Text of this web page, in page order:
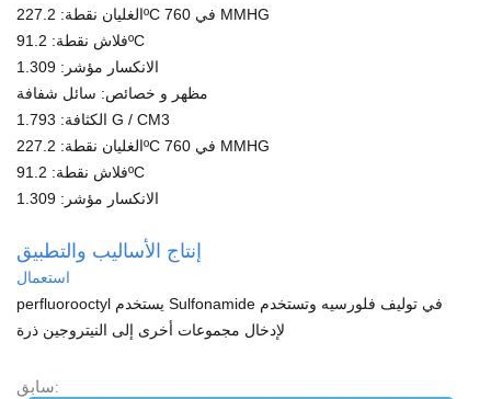
الغليان نقطة: 227.2ºC في 760 MMHG
فلاش نقطة: 91.2ºC
الانكسار مؤشر: 1.309
مظهر و خصائص: سائل شفافة
الكثافة: 1.793 G / CM3
الغليان نقطة: 227.2ºC في 760 MMHG
فلاش نقطة: 91.2ºC
الانكسار مؤشر: 1.309
إنتاج الأساليب والتطبيق
استعمال
perfluorooctyl يستخدم Sulfonamide في توليف فلورسيه وتستخدم
لإدخال مجموعات أخرى إلى النيتروجين ذرة
سابق: